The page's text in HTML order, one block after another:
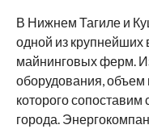
В Нижнем Тагиле и
одной из крупнейших
майнинговых ферм.
оборудования, объем
которого
города.